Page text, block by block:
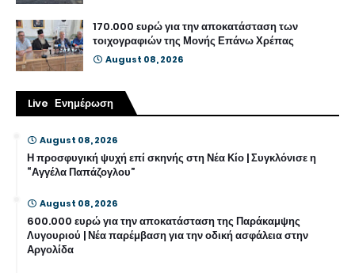
170.000 ευρώ για την αποκατάσταση των
τοιχογραφιών της Μονής Επάνω Χρέπας
August 08, 2026
Live Ενημέρωση
August 08, 2026
Η προσφυγική ψυχή επί σκηνής στη Νέα Κίο | Συγκλόνισε η
“Αγγέλα Παπάζογλου”
August 08, 2026
600.000 ευρώ για την αποκατάσταση της Παράκαμψης
Λυγουριού | Νέα παρέμβαση για την οδική ασφάλεια στην
Αργολίδα